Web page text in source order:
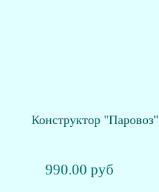
Конструктор "Паровоз"
990.00 руб